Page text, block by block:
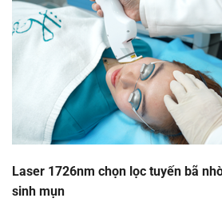
Laser 1726nm chọn lọc tuyến bã
sinh mụn